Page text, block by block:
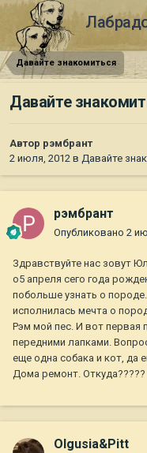
Давайте знакомиться
Давайте
Автор рэмбрант
2 июля, 2012 в Давайте
рэмбрант
Опубликовано 2
Здравствуйте нас зовут
о5 апреля сего года
побольше узнать о
исполнилась мечта о
Рэм мой пес. И вот первая
передними лапками.
еще одна собака и кот, да
Дома ремонт. Откуда?????
Olgusia&Pitt